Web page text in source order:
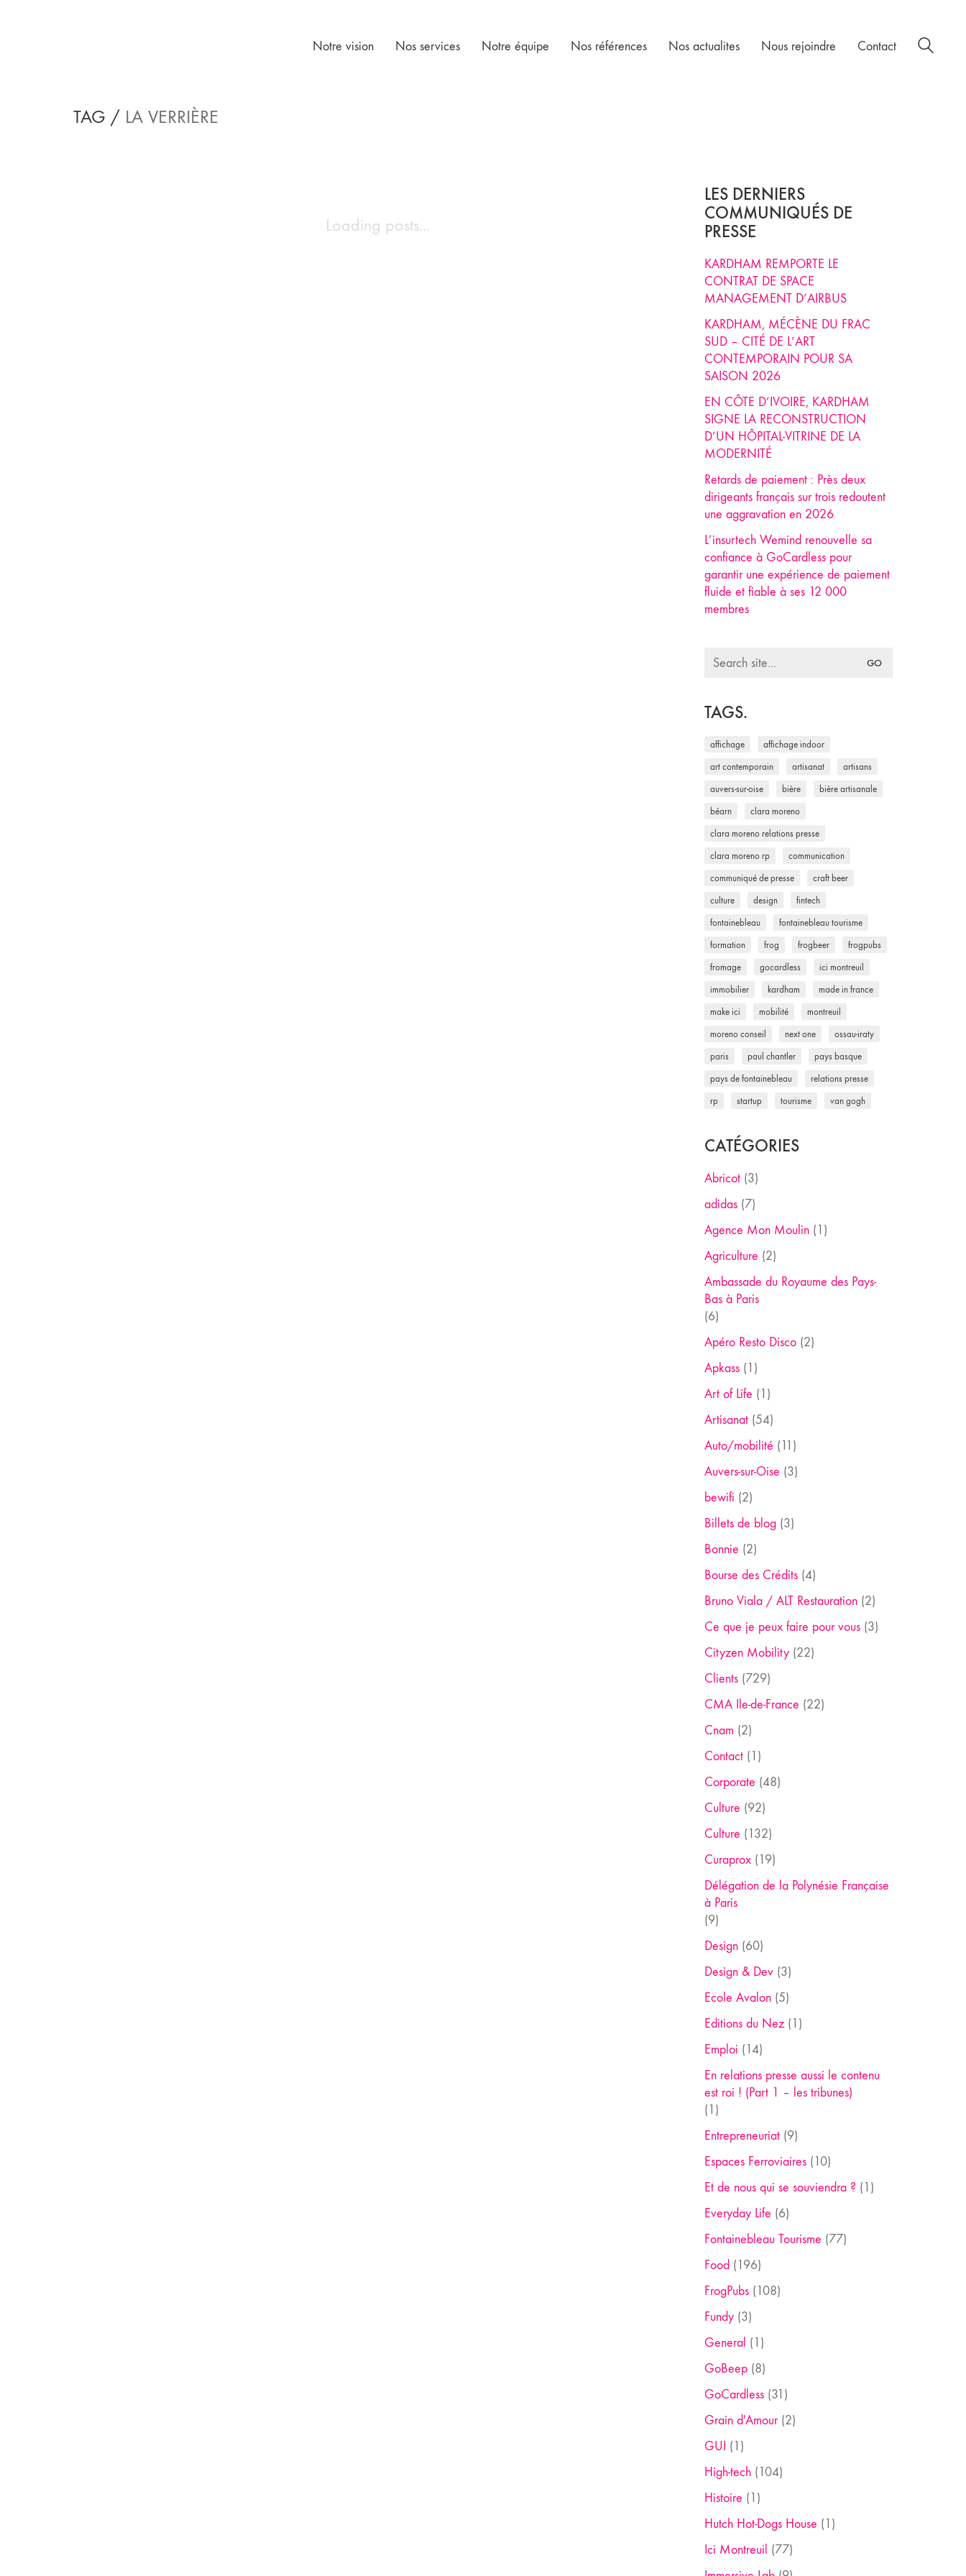
Notre vision Nos services Notre équipe Nos références Nos actualites Nous rejoindre Contact
TAG / LA VERRIÈRE
Loading posts...
LES DERNIERS
COMMUNIQUÉS DE
PRESSE
KARDHAM REMPORTE LE
CONTRAT DE SPACE
MANAGEMENT D’AIRBUS
KARDHAM, MÉCÈNE DU FRAC
SUD – CITÉ DE L’ART
CONTEMPORAIN POUR SA
SAISON 2026
EN CÔTE D’IVOIRE, KARDHAM
SIGNE LA RECONSTRUCTION
D’UN HÔPITAL-VITRINE DE LA
MODERNITÉ
Retards de paiement : Près deux
dirigeants français sur trois redoutent
une aggravation en 2026
L’insurtech Wemind renouvelle sa
confiance à GoCardless pour
garantir une expérience de paiement
fluide et fiable à ses 12 000
membres
Search
TAGS.
affichage affichage indoor
art contemporain artisanat artisans
auvers-sur-oise bière bière artisanale
béarn clara moreno
clara moreno relations presse
clara moreno rp communication
communiqué de presse craft beer
culture design fintech
fontainebleau fontainebleau tourisme
formation frog frogbeer frogpubs
fromage gocardless ici montreuil
immobilier kardham made in france
make ici mobilité montreuil
moreno conseil next one ossau-iraty
paris paul chantler pays basque
pays de fontainebleau relations presse
rp startup tourisme van gogh
CATÉGORIES
Abricot(3)
adidas(7)
Agence Mon Moulin(1)
Agriculture (2)
Ambassade du Royaume des Pays-
Bas à Paris
(6)
Apéro Resto Disco(2)
Apkass(1)
Art of Life (1)
Artisanat(54)
Auto/mobilité (11)
Auvers-sur-Oise (3)
bewifi (2)
Billets de blog(3)
Bonnie (2)
Bourse des Crédits(4)
Bruno Viala / ALT Restauration(2)
Ce que je peux faire pour vous(3)
Cityzen Mobility(22)
Clients(729)
CMA Ile-de-France (22)
Cnam (2)
Contact(1)
Corporate (48)
Culture (92)
Culture (132)
Curaprox(19)
Délégation de la Polynésie Française
à Paris
(9)
Design(60)
Design & Dev(3)
Ecole Avalon(5)
Editions du Nez(1)
Emploi (14)
En relations presse aussi le contenu
est roi ! (Part 1 – les tribunes)
(1)
Entrepreneuriat(9)
Espaces Ferroviaires(10)
Et de nous qui se souviendra ? (1)
Everyday Life (6)
Fontainebleau Tourisme (77)
Food (196)
FrogPubs(108)
Fundy(3)
General (1)
GoBeep(8)
GoCardless(31)
Grain d'Amour(2)
GUI (1)
High-tech(104)
Histoire (1)
Hutch Hot-Dogs House (1)
Ici Montreuil (77)